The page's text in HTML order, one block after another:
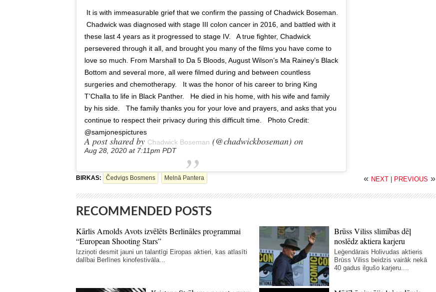
It is with immeasurable grief that we confirm the passing of Chadwick Boseman.⁣
⁣ Chadwick was diagnosed with stage III colon cancer in 2016, and battled with it
these last 4 years as it progressed to stage IV. ⁣ ⁣ A true fighter, Chadwick
persevered through it all, and brought you many of the films you have come to
love so much. From Marshall to Da 5 Bloods, August Wilson’s Ma Rainey’s Black
Bottom and several more, all were filmed during and between countless
surgeries and chemotherapy. ⁣ ⁣ It was the honor of his career to bring King
T’Challa to life in Black Panther. ⁣ ⁣ He died in his home, with his wife and family
by his side. ⁣ ⁣ The family thanks you for your love and prayers, and asks that you
continue to respect their privacy during this difficult time. ⁣ ⁣ Photo Credit:
@samjonespictures
A post shared by Chadwick Boseman (@chadwickboseman) on
Aug 28, 2020 at 7:11pm PDT
BIRKAS: Čedvigs Bosmens Melnā Pantera « NEXT | PREVIOUS »
RECOMMENDED POSTS
Kārlis Arnolds Avots izvēlēts Berlināles programmai
“European Shooting Stars”
Izziņoti desmit jauni un talantīgi Eiropas aktieri, kas atlasīti
dalībai Berlīnes kinofestivāla...
Brūss Viliss slimības dēļ
noslēdz aktiera karjeru
Leģendārais Holivudas aktieris
Brūss Viliss beidzis vairāk nekā
40 gadus ilgušo karjeru....